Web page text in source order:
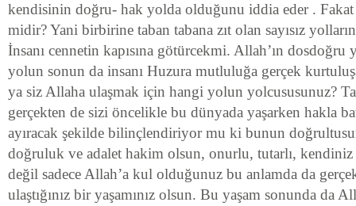
kendisinin doğru- hak yolda olduğunu iddia eder .
midir? Yani birbirine taban tabana zıt olan sayısız
İnsanı cennetin kapısına götürcekmi. Allah’ın dosdoğru
yolun sonun da insanı Huzura mutluluğa gerçek
ya siz Allaha ulaşmak için hangi yolun yolcususunuz?
gerçekten de sizi öncelikle bu dünyada yaşarken hakla
ayıracak şekilde bilinçlendiriyor mu ki bunun
doğruluk ve adalet hakim olsun, onurlu, tutarlı,
değil sadece Allah’a kul olduğunuz bu anlamda da
ulaştığınız bir yaşamınız olsun. Bu yaşam sonunda da